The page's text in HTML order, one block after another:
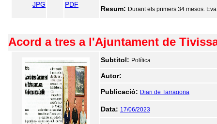
JPG PDF
Resum: Durant els primers 34 mesos.
Acord a tres a l'Ajuntament de
Subtitol: Política
Autor:
Publicació: Diari de Tarragona
Data: 17/06/2023